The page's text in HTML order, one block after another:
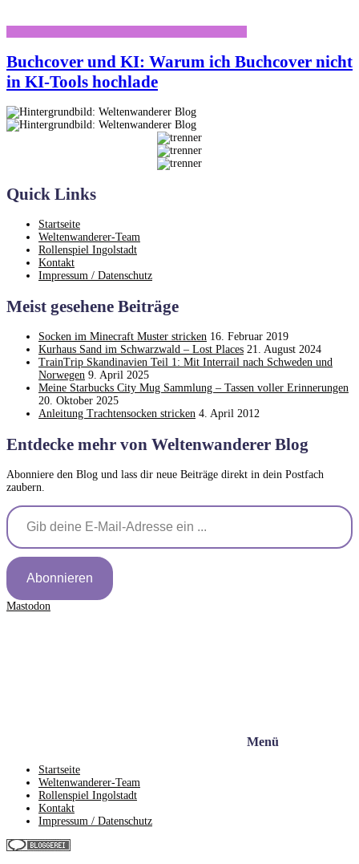
Buchcover und KI: Warum ich Buchcover nicht
in KI-Tools hochlade
Quick Links
Startseite
Weltenwanderer-Team
Rollenspiel Ingolstadt
Kontakt
Impressum / Datenschutz
Meist gesehene Beiträge
Socken im Minecraft Muster stricken 16. Februar 2019
Kurhaus Sand im Schwarzwald – Lost Places 21. August 2024
TrainTrip Skandinavien Teil 1: Mit Interrail nach Schweden und
Norwegen 9. April 2025
Meine Starbucks City Mug Sammlung – Tassen voller Erinnerungen
20. Oktober 2025
Anleitung Trachtensocken stricken 4. April 2012
Entdecke mehr von Weltenwanderer Blog
Abonniere den Blog und lass dir neue Beiträge direkt in dein Postfach
zaubern.
Gib deine E-Mail-Adresse ein ...
Abonnieren
Mastodon
Menü
Startseite
Weltenwanderer-Team
Rollenspiel Ingolstadt
Kontakt
Impressum / Datenschutz